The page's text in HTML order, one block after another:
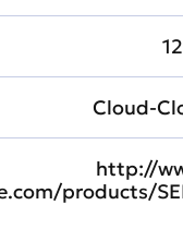
Cloud-
http://
products/